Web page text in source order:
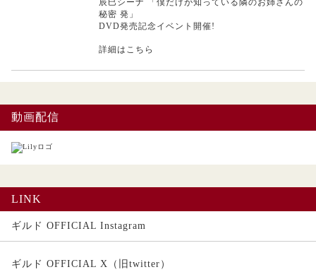
辰巳シーナ
「僕だけが知っている隣のお姉さんの
秘密 発」
DVD発売記念イベント開催!
詳細はこちら
動画配信
LINK
ギルド OFFICIAL Instagram
ギルド OFFICIAL X（旧twitter）